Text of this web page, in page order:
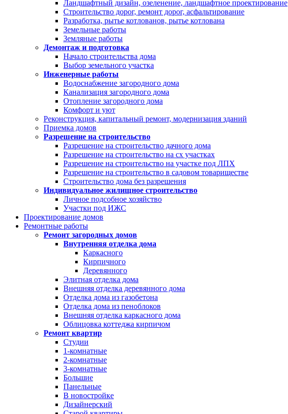
Ландшафтный дизайн, озеленение, ландшафтное проектирование
Строительство дорог, ремонт дорог, асфальтирование
Разработка, рытье котлованов, рытье котлована
Земельные работы
Земляные работы
Демонтаж и подготовка
Начало строительства дома
Выбор земельного участка
Инженерные работы
Водоснабжение загородного дома
Канализация загородного дома
Отопление загородного дома
Комфорт и уют
Реконструкция, капитальный ремонт, модернизация зданий
Приемка домов
Разрешение на строительство
Разрешение на строительство дачного дома
Разрешение на строительство на сх участках
Разрешение на строительство на участке под ЛПХ
Разрешение на строительство в садовом товариществе
Строительство дома без разрешения
Индивидуальное жилищное строительство
Личное подсобное хозяйство
Участки под ИЖС
Проектирование домов
Ремонтные работы
Ремонт загородных домов
Внутренняя отделка дома
Каркасного
Кирпичного
Деревянного
Элитная отделка дома
Внешняя отделка деревянного дома
Отделка дома из газобетона
Отделка дома из пеноблоков
Внешняя отделка каркасного дома
Облицовка коттеджа кирпичом
Ремонт квартир
Студии
1-комнатные
2-комнатные
3-комнатные
Большие
Панельные
В новостройке
Дизайнерский